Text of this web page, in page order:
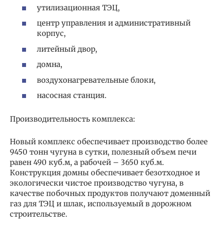
утилизационная ТЭЦ,
центр управления и административный
корпус,
литейный двор,
домна,
воздухонагревательные блоки,
насосная станция.
Производительность комплекса:
Новый комплекс обеспечивает производство более
9450 тонн чугуна в сутки, полезный объем печи
равен 490 куб.м, а рабочей – 3650 куб.м.
Конструкция домны обеспечивает безотходное и
экологически чистое производство чугуна, в
качестве побочных продуктов получают доменный
газ для ТЭЦ и шлак, используемый в дорожном
строительстве.